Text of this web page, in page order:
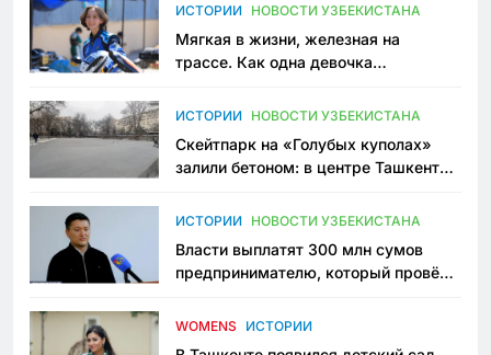
ИСТОРИИ НОВОСТИ УЗБЕКИСТАНА
Мягкая в жизни, железная на
трассе. Как одна девочка
Узбекистане
ИСТОРИИ НОВОСТИ УЗБЕКИСТАНА
Скейтпарк на «Голубых куполах»
залили бетоном: в центре Ташкента
пространство
ИСТОРИИ НОВОСТИ УЗБЕКИСТАНА
Власти выплатят 300 млн сумов
предпринимателю, который провёл
приговору
WOMENS ИСТОРИИ